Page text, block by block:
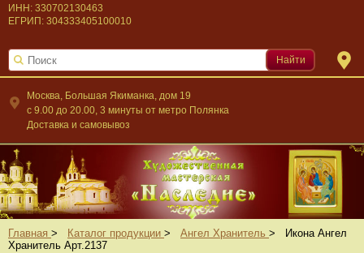
Москва, Большая Якиманка, дом 19
c 9.00 до 20.00, 3 минуты от метро Полянка
Доставка и самовывоз
ИНН: 330702130463
ЕГРИП: 304333405100010
Найти
Главная > Каталог продукции > Ангел Хранитель >
Икона Ангел
Хранитель Арт.2137